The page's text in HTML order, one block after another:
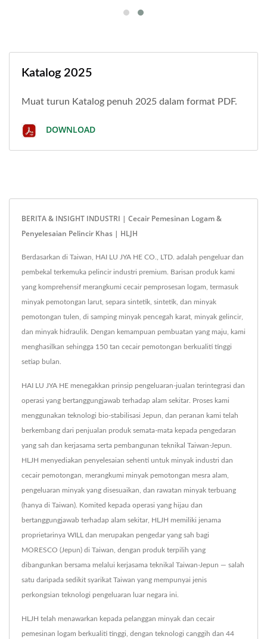
Katalog 2025
Muat turun Katalog penuh 2025 dalam format PDF.
DOWNLOAD
BERITA & INSIGHT INDUSTRI | Cecair Pemesinan Logam &
Penyelesaian Pelincir Khas | HLJH
Berdasarkan di Taiwan, HAI LU JYA HE CO., LTD. adalah pengeluar dan
pembekal terkemuka pelincir industri premium. Barisan produk kami
yang komprehensif merangkumi cecair pemprosesan logam, termasuk
minyak pemotongan larut, separa sintetik, sintetik, dan minyak
pemotongan tulen, di samping minyak pencegah karat, minyak gelincir,
dan minyak hidraulik. Dengan kemampuan pembuatan yang maju, kami
menghasilkan sehingga 150 tan cecair pemotongan berkualiti tinggi
setiap bulan.
HAI LU JYA HE menegakkan prinsip pengeluaran-jualan terintegrasi dan
operasi yang bertanggungjawab terhadap alam sekitar. Proses kami
menggunakan teknologi bio-stabilisasi Jepun, dan peranan kami telah
berkembang dari penjualan produk semata-mata kepada pengedaran
yang sah dan kerjasama serta pembangunan teknikal Taiwan-Jepun.
HLJH menyediakan penyelesaian sehenti untuk minyak industri dan
cecair pemotongan, merangkumi minyak pemotongan mesra alam,
pengeluaran minyak yang disesuaikan, dan rawatan minyak terbuang
(hanya di Taiwan). Komited kepada operasi yang hijau dan
bertanggungjawab terhadap alam sekitar, HLJH memiliki jenama
proprietarinya WILL dan merupakan pengedar yang sah bagi
MORESCO (Jepun) di Taiwan, dengan produk terpilih yang
dibangunkan bersama melalui kerjasama teknikal Taiwan-Jepun — salah
satu daripada sedikit syarikat Taiwan yang mempunyai jenis
perkongsian teknologi pengeluaran luar negara ini.
HLJH telah menawarkan kepada pelanggan minyak dan cecair
pemesinan logam berkualiti tinggi, dengan teknologi canggih dan 44